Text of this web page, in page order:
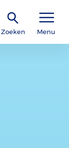
Zoeken Menu